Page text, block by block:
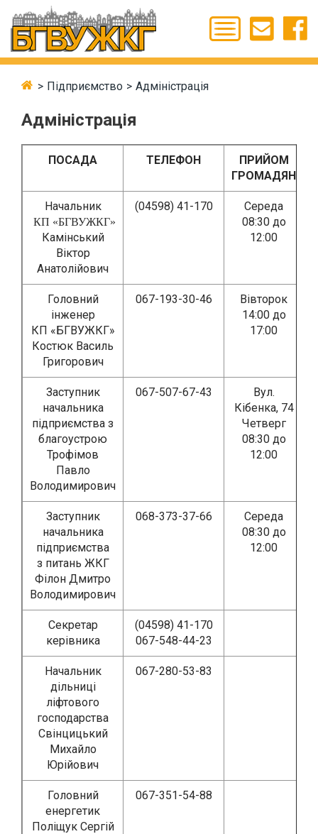
Підприємство Адміністрація
Адміністрація
ПОСАДА ТЕЛЕФОН
ПРИЙОМ
ГРОМАДЯН
Начальник
КП «БГВУЖКГ»
Камінський
Віктор
Анатолійович
(04598) 41-170
Середа
08:30 до
12:00
Головний
інженер
КП «БГВУЖКГ»
Костюк Василь
Григорович
067-193-30-46
Вівторок
14:00 до
17:00
Заступник
начальника
підприємства з
благоустрою
Трофімов
Павло
Володимирович
067-507-67-43
Вул.
Кібенка, 74
Четверг
08:30 до
12:00
Заступник
начальника
підприємства
з питань ЖКГ
Філон Дмитро
Володимирович
068-373-37-66
Середа
08:30 до
12:00
Секретар
керівника
(04598) 41-170
067-548-44-23
Начальник
дільниці
ліфтового
господарства
Свінцицький
Михайло
Юрійович
067-280-53-83
Головний
енергетик
Поліщук Сергій
067-351-54-88